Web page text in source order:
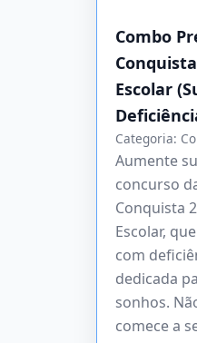
Combo
Escolar
Categoria:
Aumente
concurso
Conquista
Escolar,
com
dedicada
sonhos.
comece a